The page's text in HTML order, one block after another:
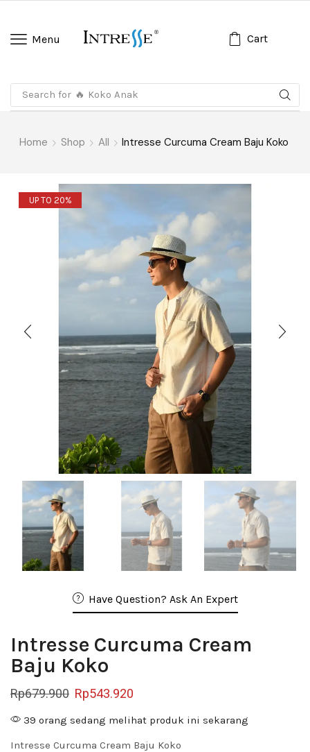
Menu Cart
Search for 🔥 Koko Anak
Home Shop All Intresse Curcuma Cream Baju Koko
UP TO 20%
Have Question? Ask An Expert
Intresse Curcuma Cream
Baju Koko
Rp679.900 Rp543.920
39 orang sedang melihat produk ini sekarang
Intresse Curcuma Cream Baju Koko